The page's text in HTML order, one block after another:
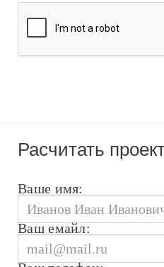
Расчитать
Ваше имя:
Ваш емайл: